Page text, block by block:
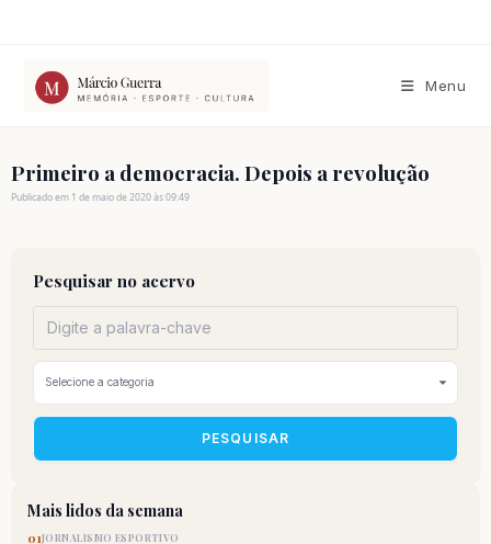
conteúdo
Menu
Primeiro a democracia. Depois a revolução
Publicado em 1 de maio de 2020 às 09:49
Pesquisar no acervo
PESQUISAR
Mais lidos da semana
01JORNALISMO ESPORTIVO